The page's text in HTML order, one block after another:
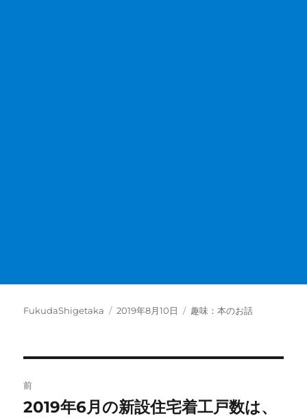
投
FukudaShigetaka
投
2019年8月10日
カ
趣味：本のお話
稿
前
前
2019年6月の新設住宅着工戸数は、